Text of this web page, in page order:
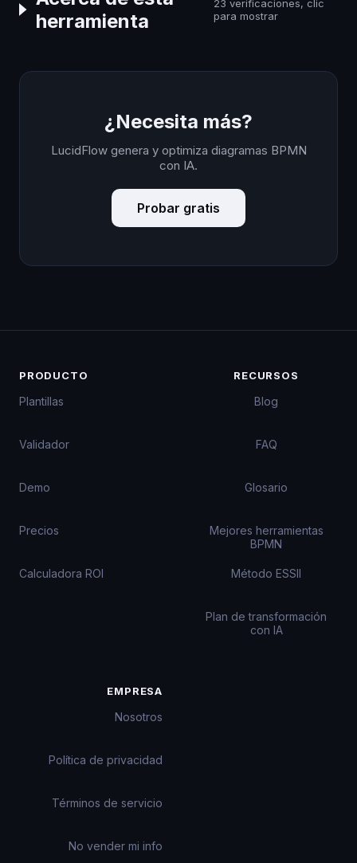
herramienta
23 verificaciones, clic
para mostrar
¿Necesita más?
LucidFlow genera y optimiza diagramas BPMN
con IA.
Probar gratis
PRODUCTO
Plantillas
Validador
Demo
Precios
Calculadora ROI
RECURSOS
Blog
FAQ
Glosario
Mejores herramientas
BPMN
Método ESSII
Plan de transformación
con IA
EMPRESA
Nosotros
Política de privacidad
Términos de servicio
No vender mi info